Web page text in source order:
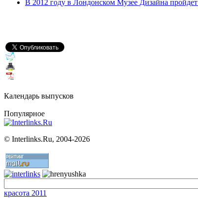
В 2012 году в Лондонском Музее Дизайна
Календарь выпусков
Популярное
© Interlinks.Ru, 2004-2026
красота 2011